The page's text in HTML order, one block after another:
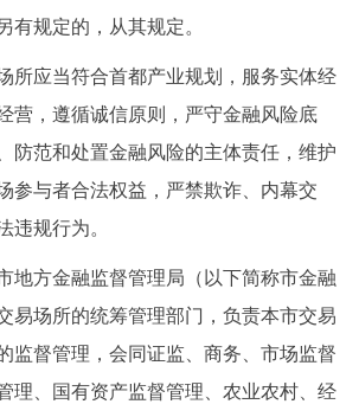
有规定的，从其规定。
当符合首都产业规划，服务实体经
营，遵循诚信原则，严守金融风险底
防范和处置金融风险的主体责任，维护
参与者合法权益，严禁欺诈、内幕交
违规行为。
金融监督管理局（以下简称市金融
易场所的统筹管理部门，负责本市交易
监督管理，会同证监、商务、市场监督
理、国有资产监督管理、农业农村、经